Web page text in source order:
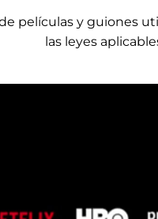
películas y guiones
las leyes